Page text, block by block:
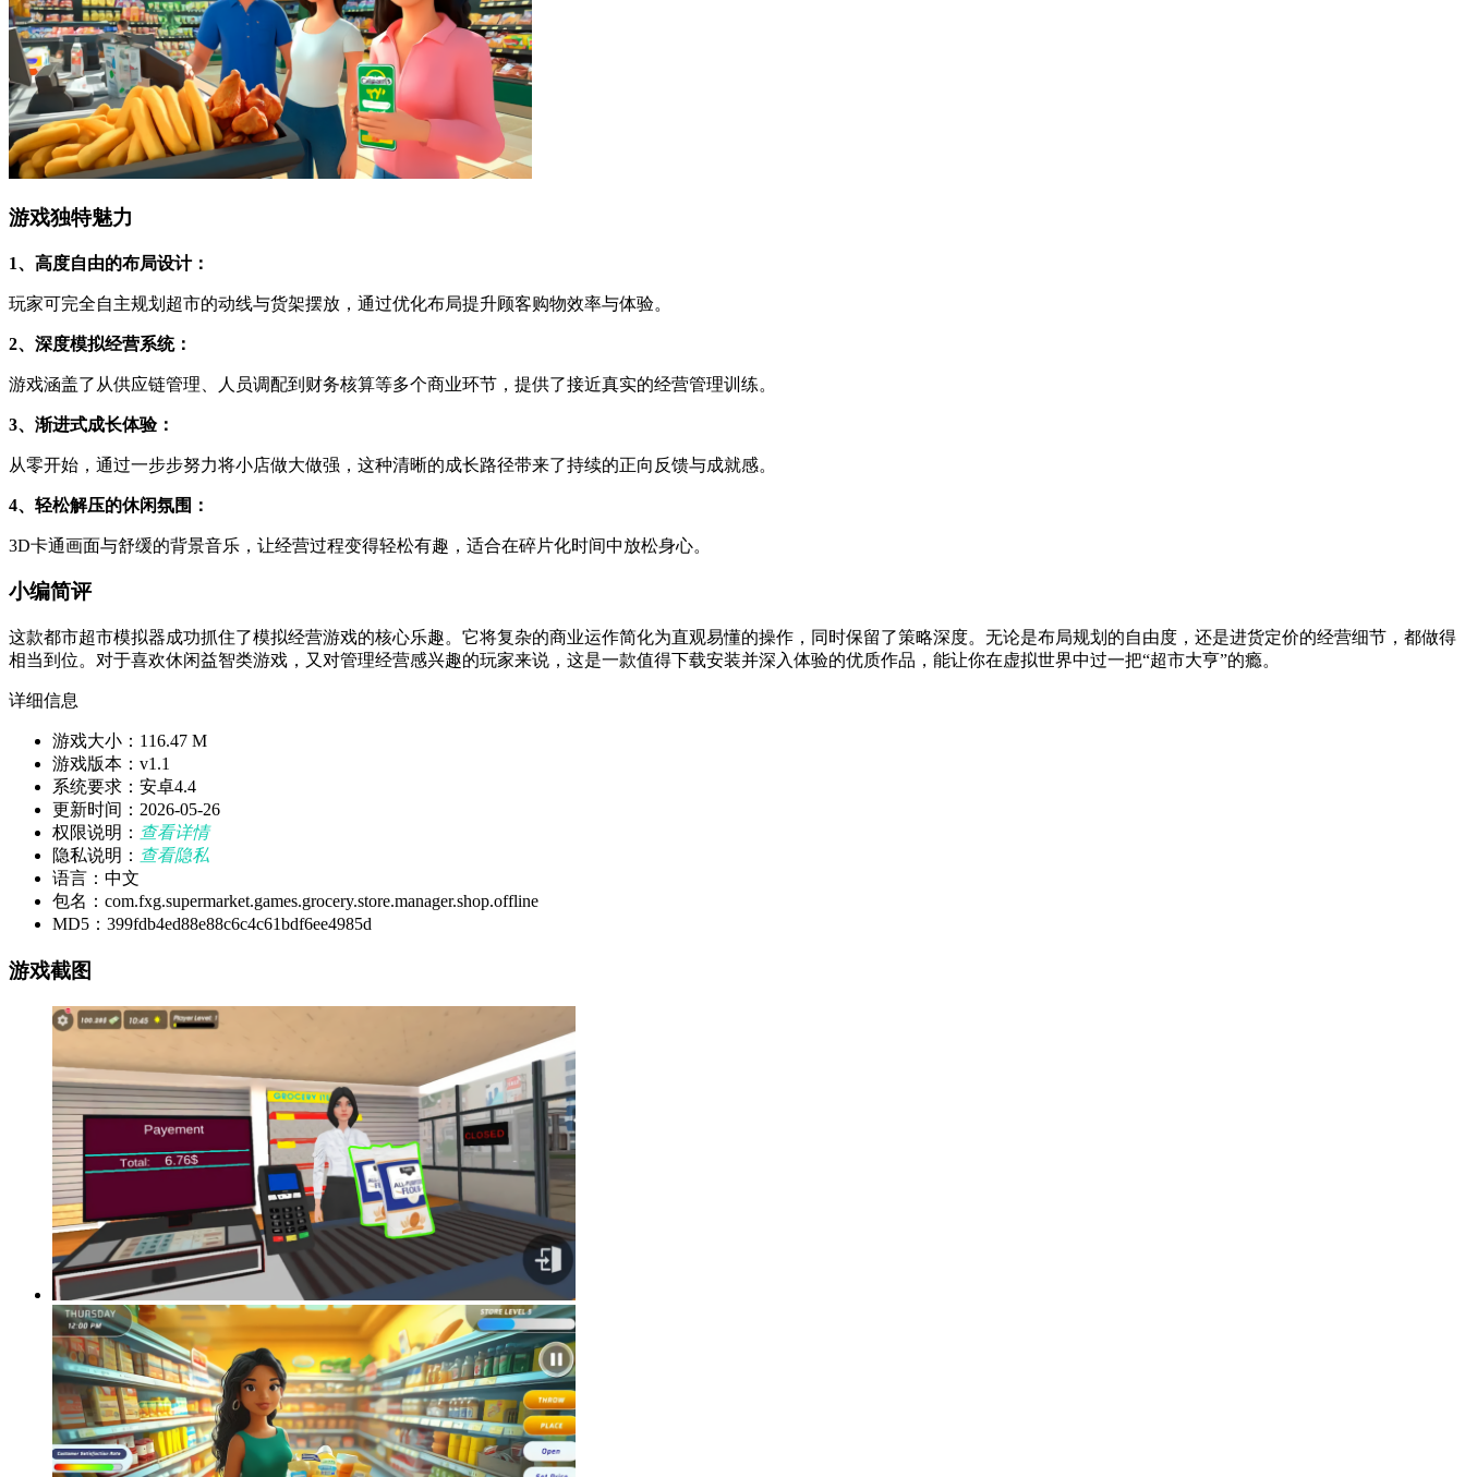
游戏独特魅力
1、高度自由的布局设计：
玩家可完全自主规划超市的动线与货架摆放，通过优化布局提升顾客购物效率与体验。
2、深度模拟经营系统：
游戏涵盖了从供应链管理、人员调配到财务核算等多个商业环节，提供了接近真实的经营管理训练。
3、渐进式成长体验：
从零开始，通过一步步努力将小店做大做强，这种清晰的成长路径带来了持续的正向反馈与成就感。
4、轻松解压的休闲氛围：
3D卡通画面与舒缓的背景音乐，让经营过程变得轻松有趣，适合在碎片化时间中放松身心。
小编简评
这款都市超市模拟器成功抓住了模拟经营游戏的核心乐趣。它将复杂的商业运作简化为直观易懂的操作，同时保留了策略深度。无论是布局规划的自由度，还是进货定价的经营细节，都做得
相当到位。对于喜欢休闲益智类游戏，又对管理经营感兴趣的玩家来说，这是一款值得下载安装并深入体验的优质作品，能让你在虚拟世界中过一把“超市大亨”的瘾。
详细信息
游戏大小：116.47 M
游戏版本：v1.1
系统要求：安卓4.4
更新时间：2026-05-26
权限说明： 查看详情
隐私说明： 查看隐私
语言：中文
包名：com.fxg.supermarket.games.grocery.store.manager.shop.offline
MD5：399fdb4ed88e88c6c4c61bdf6ee4985d
游戏截图